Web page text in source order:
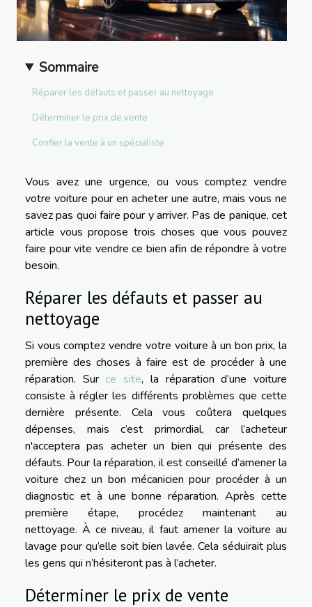
Sommaire
Réparer les défauts et passer au nettoyage
Déterminer le prix de vente
Confier la vente à un spécialiste
Vous avez une urgence, ou vous comptez vendre
votre voiture pour en acheter une autre, mais vous ne
savez pas quoi faire pour y arriver. Pas de panique, cet
article vous propose trois choses que vous pouvez
faire pour vite vendre ce bien afin de répondre à votre
besoin.
Réparer les défauts et passer au
nettoyage
Si vous comptez vendre votre voiture à un bon prix, la
première des choses à faire est de procéder à une
réparation. Sur ce site, la réparation d’une voiture
consiste à régler les différents problèmes que cette
dernière présente. Cela vous coûtera quelques
dépenses, mais c’est primordial, car l’acheteur
n'acceptera pas acheter un bien qui présente des
défauts. Pour la réparation, il est conseillé d’amener la
voiture chez un bon mécanicien pour procéder à un
diagnostic et à une bonne réparation. Après cette
première étape, procédez maintenant au
nettoyage. À ce niveau, il faut amener la voiture au
lavage pour qu’elle soit bien lavée. Cela séduirait plus
les gens qui n’hésiteront pas à l’acheter.
Déterminer le prix de vente